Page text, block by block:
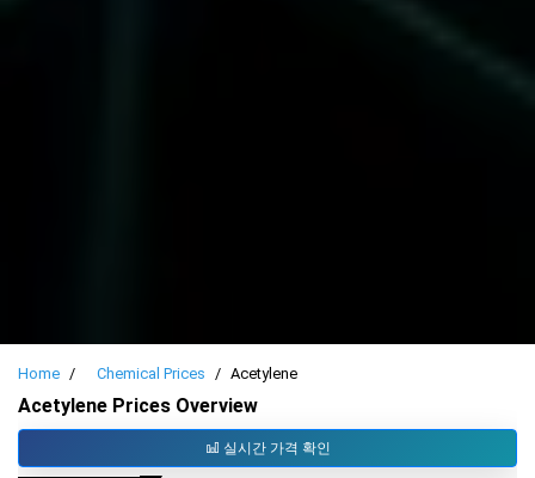
Home Chemical Prices Acetylene
Acetylene Prices Overview
실시간 가격 확인